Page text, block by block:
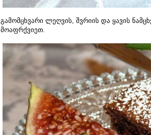
გამომცხვარი ლეღვის, შვრიის და ყავის
მოაფრქვიეთ.